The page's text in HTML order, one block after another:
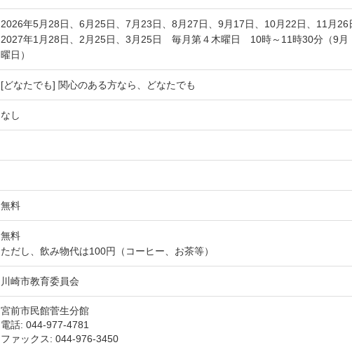
2026年5月28日、6月25日、7月23日、8月27日、9月17日、10月22日、11月26
2027年1月28日、2月25日、3月25日 毎月第４木曜日 10時～11時30分（9月
曜日）
[どなたでも] 関心のある方なら、どなたでも
なし
無料
無料
ただし、飲み物代は100円（コーヒー、お茶等）
川崎市教育委員会
宮前市民館菅生分館
電話: 044-977-4781
ファックス: 044-976-3450